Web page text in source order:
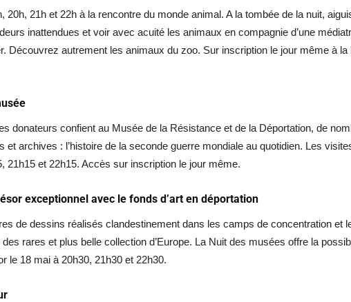
20h, 21h et 22h à la rencontre du monde animal. A la tombée de la nuit,
inattendues et voir avec acuité les animaux en compagnie d’une
Découvrez autrement les animaux du zoo. Sur inscription le jour même à la
donateurs confient au Musée de la Résistance et de la Déportation, de
et archives : l’histoire de la seconde guerre mondiale au quotidien. Les
21h15 et 22h15. Accès sur inscription le jour même.
exceptionnel avec le fonds d’art en déportation
de dessins réalisés clandestinement dans les camps de concentration et
des rares et plus belle collection d’Europe. La Nuit des musées offre la
le 18 mai à 20h30, 21h30 et 22h30.